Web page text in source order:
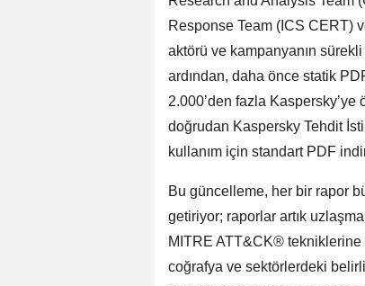
Response Team (ICS CERT)
aktörü ve kampanyanın
ardından, daha önce statik
2.000’den fazla Kaspersky’ye
doğrudan Kaspersky Tehdit
kullanım için standart PDF
Bu güncelleme, her bir rapor
getiriyor; raporlar artık
MITRE ATT&CK® tekniklerine
coğrafya ve sektörlerdeki